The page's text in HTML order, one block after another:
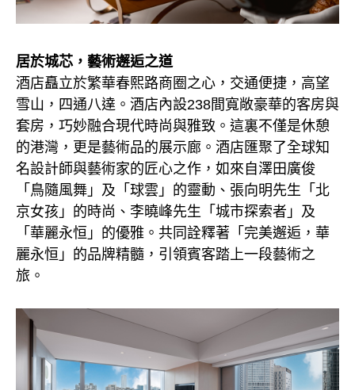
居於城芯，藝術邂逅之道
酒店矗立於繁華春熙路商圈之心，交通便捷，高望
雪山，四通八達。酒店內設238間寬敞豪華的客房與
套房，巧妙融合現代時尚與雅致。這裏不僅是休憩
的港灣，更是藝術品的展示廊。酒店匯聚了全球知
名設計師與藝術家的匠心之作，如來自澤田廣俊
「鳥隨風舞」及「球雲」的靈動、張向明先生「北
京女孩」的時尚、李曉峰先生「城市探索者」及
「華麗永恒」的優雅。共同詮釋著「完美邂逅，華
麗永恒」的品牌精髓，引領賓客踏上一段藝術之
旅。